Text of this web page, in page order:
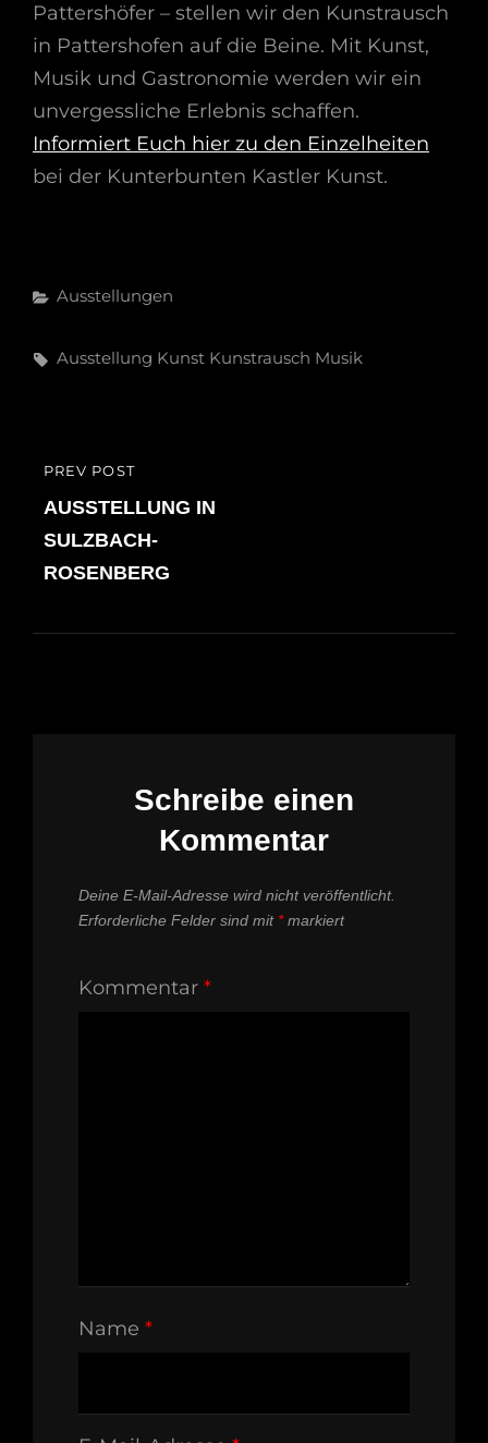
Pattershöfer – stellen wir den Kunstrausch
in Pattershofen auf die Beine. Mit Kunst,
Musik und Gastronomie werden wir ein
unvergessliche Erlebnis schaffen.
Informiert Euch hier zu den Einzelheiten
bei der Kunterbunten Kastler Kunst.
Categories
Ausstellungen
Tags,
Ausstellung Kunst Kunstrausch Musik
Beitragsnavigation
PREVIOUS
POST
PREV POST
AUSSTELLUNG IN
SULZBACH-
ROSENBERG
Schreibe einen
Kommentar
Deine E-Mail-Adresse wird nicht veröffentlicht.
Erforderliche Felder sind mit *markiert
Kommentar *
Name *